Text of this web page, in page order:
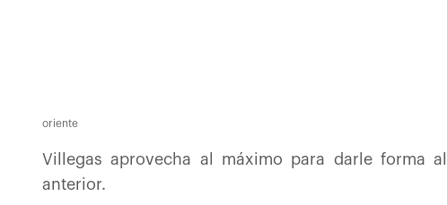
oriente
Villegas aprovecha al máximo para darle forma
anterior.